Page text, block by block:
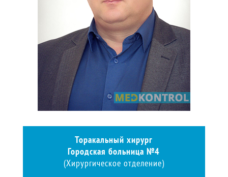
Торакальный хирург
Городская больница №4
(Хирургическое отделение)